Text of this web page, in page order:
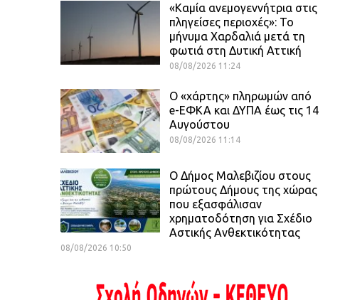
«Καμία ανεμογεννήτρια στις
πληγείσες περιοχές»: Το
μήνυμα Χαρδαλιά μετά τη
φωτιά στη Δυτική Αττική
08/08/2026 11:24
Ο «χάρτης» πληρωμών από
e-ΕΦΚΑ και ΔΥΠΑ έως τις 14
Αυγούστου
08/08/2026 11:14
Ο Δήμος Μαλεβιζίου στους
πρώτους Δήμους της χώρας
που εξασφάλισαν
χρηματοδότηση για Σχέδιο
Αστικής Ανθεκτικότητας
08/08/2026 10:50